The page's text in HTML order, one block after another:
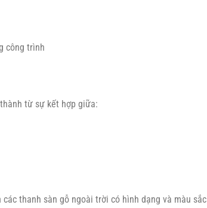
công trình
từ sự kết hợp giữa:
thanh sàn gỗ ngoài trời có hình dạng và màu sắc